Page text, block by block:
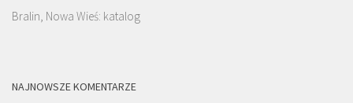
Bralin, Nowa Wieś: katalog
NAJNOWSZE KOMENTARZE